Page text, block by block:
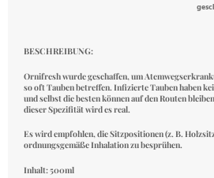
BESCHREIBUNG:
Ornifresh wurde geschaffen, um
so oft Tauben betreffen. Infizierte Tauben haben
und selbst die besten können auf den Routen
dieser Spezifität wird es real.
Es wird empfohlen, die Sitzpositionen (z. B.
ordnungsgemäße Inhalation zu besprühen.
Inhalt: 500ml